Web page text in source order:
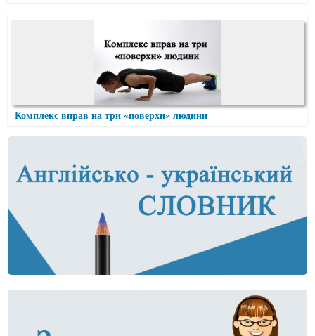
Комплекс вправ на три «поверхи» людини